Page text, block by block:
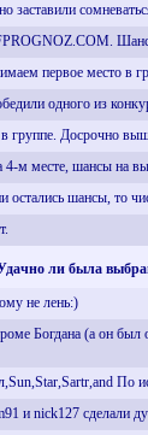
заставили
первое место в
одного из
группе. Досрочно
м месте, шансы на
шансы, то
ли была
не лень:)
Богдана (а он
По
и nick127 сделали